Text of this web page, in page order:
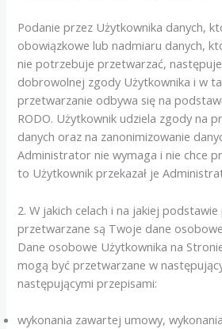
Podanie przez Użytkownika danych,
obowiązkowe lub nadmiaru danych,
nie potrzebuje przetwarzać,
dobrowolnej zgody Użytkownika i w
przetwarzanie odbywa się na
RODO. Użytkownik udziela zgody na
danych oraz na zanonimizowanie
Administrator nie wymaga i nie chce
to Użytkownik przekazał je
2. W jakich celach i na jakiej
przetwarzane są Twoje dane
Dane osobowe Użytkownika na
mogą być przetwarzane w
następującymi przepisami:
wykonania zawartej umowy,